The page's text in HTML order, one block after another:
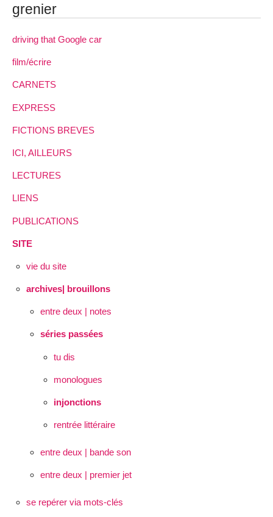
grenier
driving that Google car
film/écrire
CARNETS
EXPRESS
FICTIONS BREVES
ICI, AILLEURS
LECTURES
LIENS
PUBLICATIONS
SITE
vie du site
archives| brouillons
entre deux | notes
séries passées
tu dis
monologues
injonctions
rentrée littéraire
entre deux | bande son
entre deux | premier jet
se repérer via mots-clés